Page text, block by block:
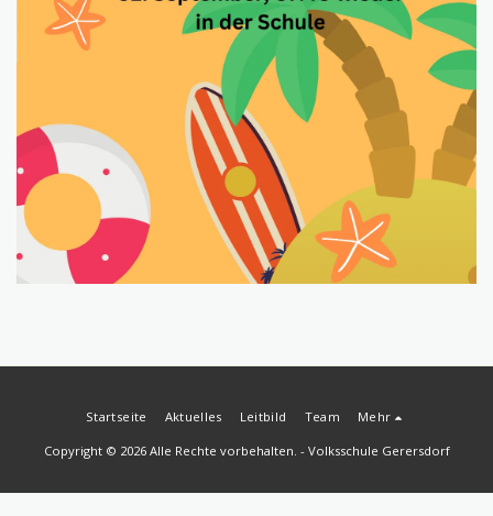
Startseite Aktuelles Leitbild Team Mehr
Copyright © 2026 Alle Rechte vorbehalten. - Volksschule Gerersdorf